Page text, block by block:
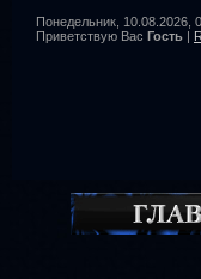
Понедельник, 10.08.2026,
Приветствую Вас Гость |